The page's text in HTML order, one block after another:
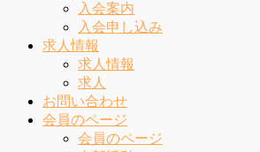
入会案内
入会申し込み
求人情報
求人情報
求人
お問い合わせ
会員のページ
会員のページ